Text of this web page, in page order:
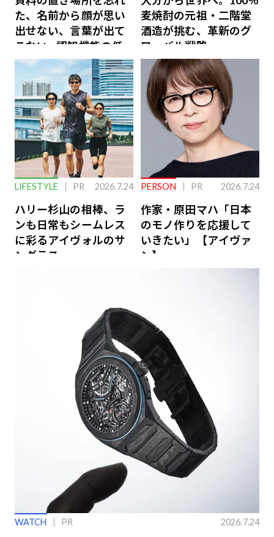
た、名前から顔が思い
出せない、言葉が出て
こない…認知機能の低
下を救う、脳のインナ
ーケアとは
麦焼酎の元祖・二階堂
酒造が挑む、革新のグ
ローバル戦略
LIFESTYLE PR 2026.7.24
ハリー杉山の相棒、ラ
ンも日常もシームレス
に彩るアイヴォルのサ
ングラス
PERSON PR 2026.7.24
作家・原田マハ「日本
のモノ作りを応援して
いきたい」【アイヴァ
ン】
WATCH PR 2026.7.24